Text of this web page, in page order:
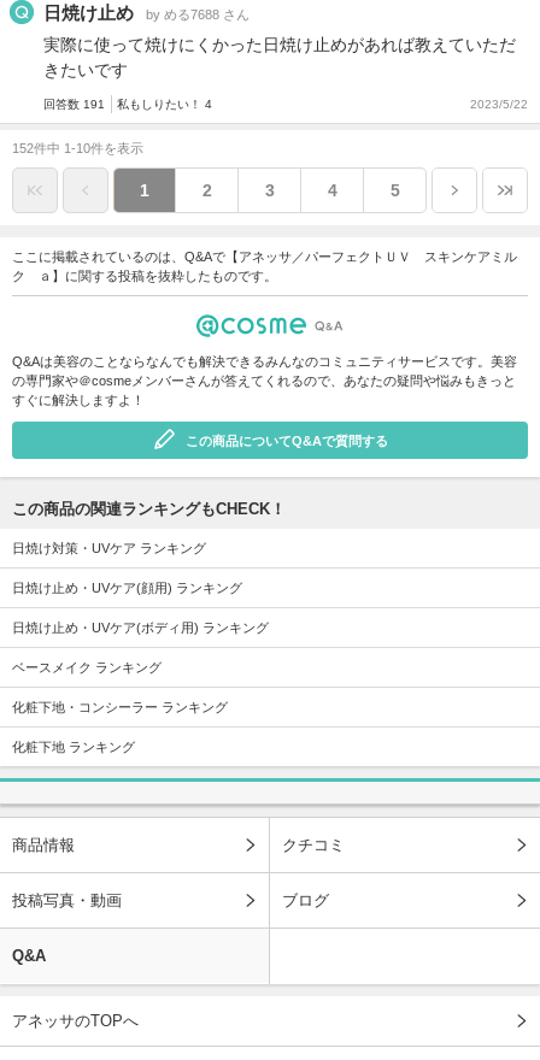
日焼け止め by める7688 さん
実際に使って焼けにくかった日焼け止めがあれば教えていただ
きたいです
回答数 191 私もしりたい！ 4 2023/5/22
152件中 1-10件を表示
1 2 3 4 5
ここに掲載されているのは、Q&Aで【アネッサ／パーフェクトＵＶ スキンケアミル
ク ａ】に関する投稿を抜粋したものです。
Q&Aは美容のことならなんでも解決できるみんなのコミュニティサービスです。美容
の専門家や＠cosmeメンバーさんが答えてくれるので、あなたの疑問や悩みもきっと
すぐに解決しますよ！
この商品についてQ&Aで質問する
この商品の関連ランキングもCHECK！
日焼け対策・UVケア ランキング
日焼け止め・UVケア(顔用) ランキング
日焼け止め・UVケア(ボディ用) ランキング
ベースメイク ランキング
化粧下地・コンシーラー ランキング
化粧下地 ランキング
商品情報 クチコミ
投稿写真・動画 ブログ
Q&A
アネッサのTOPへ